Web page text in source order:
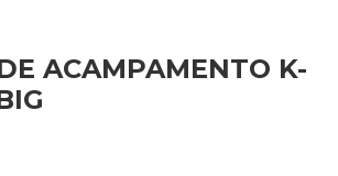
ACAMPAMENTO K-